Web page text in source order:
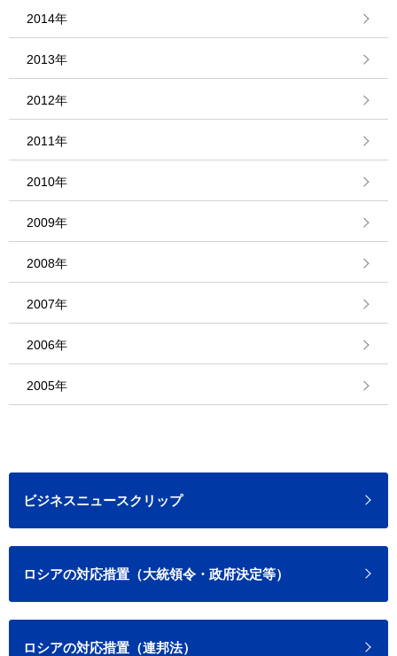
2014年
2013年
2012年
2011年
2010年
2009年
2008年
2007年
2006年
2005年
ビジネスニュースクリップ
ロシアの対応措置（大統領令・政府決定等）
ロシアの対応措置（連邦法）